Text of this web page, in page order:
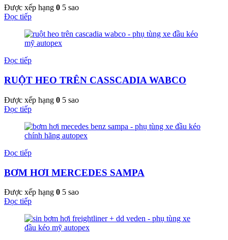
Được xếp hạng 0 5 sao
Đọc tiếp
Đọc tiếp
RUỘT HEO TRÊN CASSCADIA WABCO
Được xếp hạng 0 5 sao
Đọc tiếp
Đọc tiếp
BƠM HƠI MERCEDES SAMPA
Được xếp hạng 0 5 sao
Đọc tiếp